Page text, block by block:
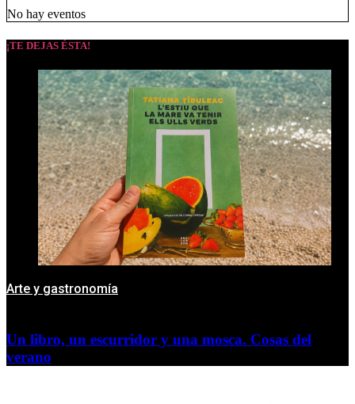
No hay eventos
¡TE DEJAS ÉSTA!
Arte y gastronomía
Un libro, un escurridor y una mosca. Cosas del
verano